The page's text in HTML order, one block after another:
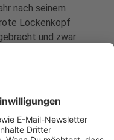
nach seinem
Lockenkopf
und zwar